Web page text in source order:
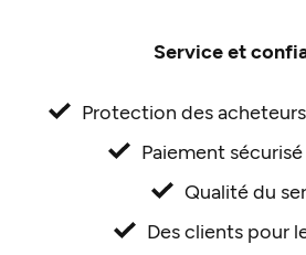
Service et
Protection des
Paiement sécurisé
Qualité du
Des clients pour